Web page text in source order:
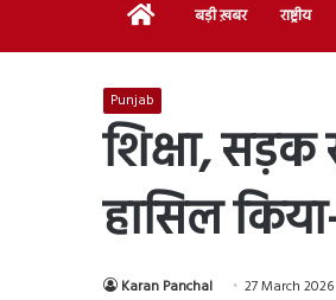
Home बड़ी ख़बर राष्ट्रीय
Punjab
शिक्षा,
हासिल
Karan Panchal 27 March